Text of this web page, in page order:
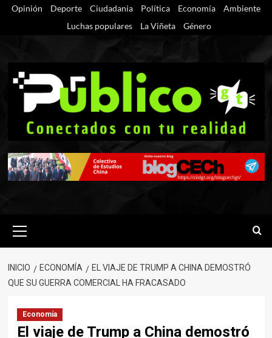
SaltarOpinión Deporte Ciudadania Política Economía
Ambiente
Luchas populares
La Viñeta Género
primario
INICIO ECONOMÍA
EL VIAJE DE TRUMP A CHINA DEMOSTRÓ
QUE SU GUERRA COMERCIAL HA FRACASADO
Economía
El viaje de Trump a China demostró